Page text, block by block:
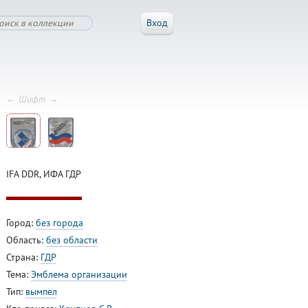
Вход
← Шифт →
IFA DDR, ИФА ГДР
Город: без города
Область: без области
Страна: ГДР
Тема: Эмблема организации
Тип: вымпел